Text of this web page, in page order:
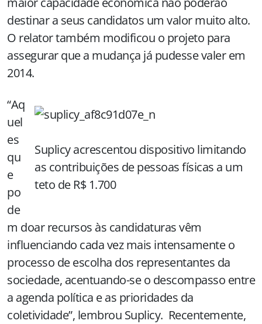
destinar a seus candidatos um valor muito alto.
O relator também modificou o projeto para
assegurar que a mudança já pudesse valer em
2014.
Suplicy acrescentou dispositivo limitando
as contribuições de pessoas físicas a um
teto de R$ 1.700
“Aq
uel
es
qu
e
po
de
m doar recursos às candidaturas vêm
influenciando cada vez mais intensamente o
processo de escolha dos representantes da
sociedade, acentuando-se o descompasso entre
a agenda política e as prioridades da
coletividade”, lembrou Suplicy. Recentemente,